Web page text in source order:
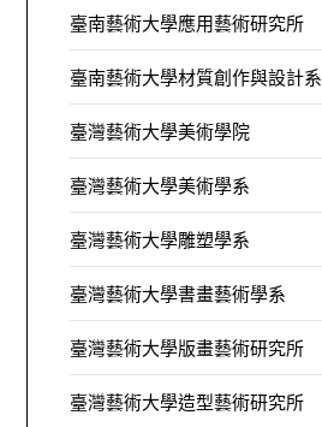
臺南藝術大學應用藝術研究所
臺南藝術大學材質創作與設計系
臺灣藝術大學美術學院
臺灣藝術大學美術學系
臺灣藝術大學雕塑學系
臺灣藝術大學書畫藝術學系
臺灣藝術大學版畫藝術研究所
臺灣藝術大學造型藝術研究所